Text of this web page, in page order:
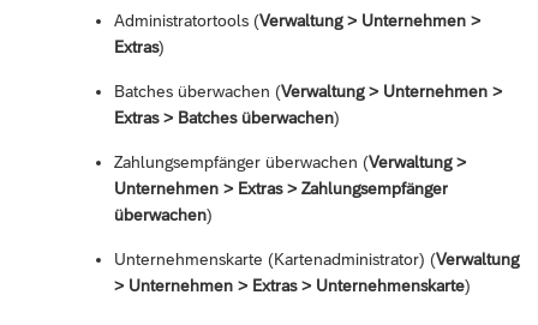
Administratortools (Verwaltung > Unternehmen >
Extras)
Batches überwachen (Verwaltung > Unternehmen >
Extras > Batches überwachen)
Zahlungsempfänger überwachen (Verwaltung >
Unternehmen > Extras > Zahlungsempfänger
überwachen)
Unternehmenskarte (Kartenadministrator) (Verwaltung
> Unternehmen > Extras > Unternehmenskarte)